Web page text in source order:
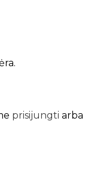
prisijungti arba